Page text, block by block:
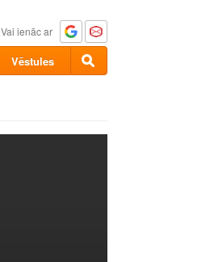
Vai ienāc ar
Vēstules